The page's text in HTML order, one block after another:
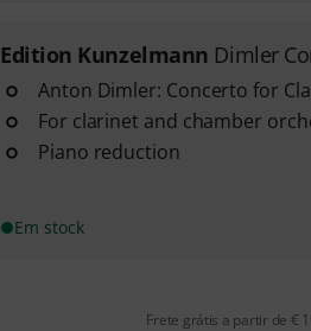
Edition Kunzelmann Dimler
Anton Dimler: Concerto for
For clarinet and chamber
Piano reduction
Em stock
Frete grátis a partir de €